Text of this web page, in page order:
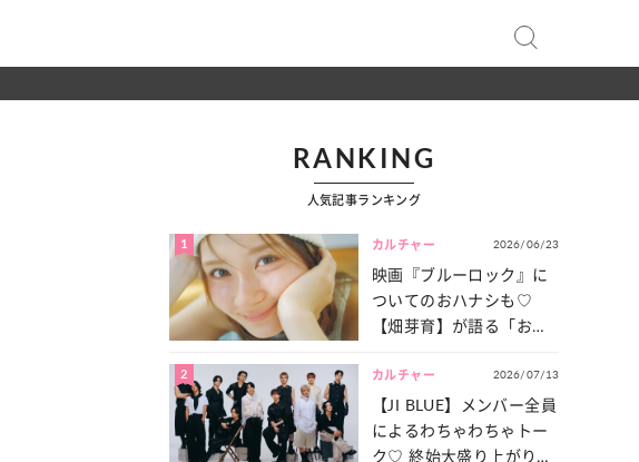
RANKING
人気記事ランキング
1 カルチャー 2026/06/23
映画『ブルーロック』に
ついてのおハナシも♡
【畑芽育】が語る「お仕
は？
2 カルチャー 2026/07/13
【JI BLUE】メンバー全員
によるわちゃわちゃトー
ク♡ 終始大盛り上がりだ